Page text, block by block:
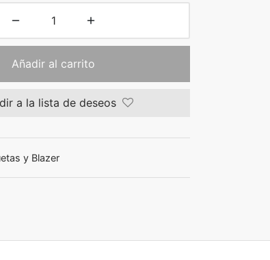
Añadir al carrito
a la lista de deseos
y Blazer